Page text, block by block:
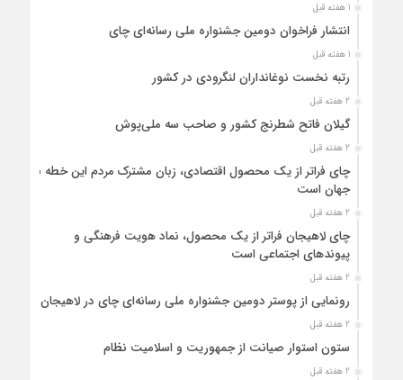
1 هفته قبل
انتشار فراخوان دومین جشنواره ملی رسانه‌ای چای
1 هفته قبل
رتبه نخست نوغانداران لنگرودی در کشور
2 هفته قبل
گیلان فاتح شطرنج کشور و صاحب سه ملی‌پوش
2 هفته قبل
چای فراتر از یک محصول اقتصادی، زبان مشترک مردم این خطه با
جهان است
2 هفته قبل
چای لاهیجان فراتر از یک محصول، نماد هویت فرهنگی و
پیوندهای اجتماعی است
2 هفته قبل
رونمایی از پوستر دومین جشنواره ملی رسانه‌ای چای در لاهیجان
2 هفته قبل
ستون استوار صیانت از جمهوریت و اسلامیت نظام
2 هفته قبل